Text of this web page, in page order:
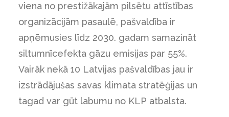
viena no prestižākajām pilsētu attīstības
organizācijām pasaulē, pašvaldība ir
apņēmusies līdz 2030. gadam samazināt
siltumnīcefekta gāzu emisijas par 55%.
Vairāk nekā 10 Latvijas pašvaldības jau ir
izstrādājušas savas klimata stratēģijas un
tagad var gūt labumu no KLP atbalsta.